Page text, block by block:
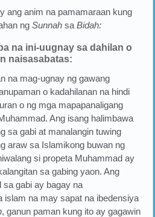
ang anim na pamamaraan kung
ng Sunnah sa Bidah:
na ini-uugnay sa dahilan o
naisasabatas:
na mag-ugnay ng gawang
o kadahilanan na hindi
o ng mga mapapanaligang
Ang isang halimbawa
sa gabi at manalangin tuwing
araw sa Islamikong buwan ng
si propeta Muhammad ay
sa gabing yaon. Ang
sa gabi ay bagay na
islam na may sapat na ibedensiya
, ganun paman kung ito ay gagawin